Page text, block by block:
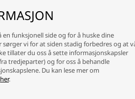
funksjonell side og for å huske dine
vi for at siden stadig forbedres og at
tillater du oss å sette informasjonskapsler
tredjeparter) og for oss å behandle
Du kan lese mer om
her.
trådløse sensorer, alarmer, medisinsk
uregelmessig, da lithiumbatterier har lav
spesifikasjoner for optimal